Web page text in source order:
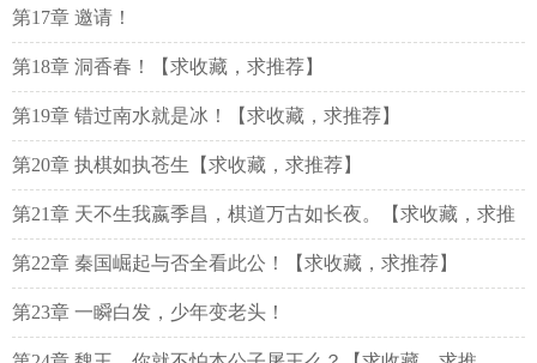
第17章 邀请！
第18章 洞香春！【求收藏，求推荐】
第19章 错过南水就是冰！【求收藏，求推荐】
第20章 执棋如执苍生【求收藏，求推荐】
第21章 天不生我嬴季昌，棋道万古如长夜。【求收藏，求推
荐】
第22章 秦国崛起与否全看此公！【求收藏，求推荐】
第23章 一瞬白发，少年变老头！